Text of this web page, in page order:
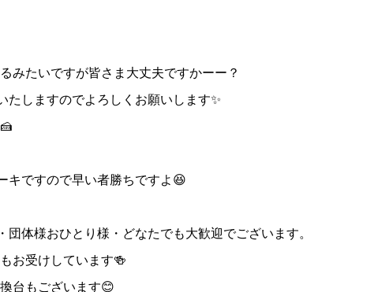
みたいですが皆さま大丈夫ですかーー？
しますのでよろしくお願いします✨
キですので早い者勝ちですよ😆
体様おひとり様・どなたでも大歓迎でございます。
お受けしています🍻
台もございます😊